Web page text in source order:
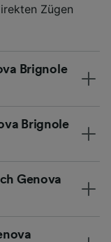
Zügen
Brignole
Brignole
Genova